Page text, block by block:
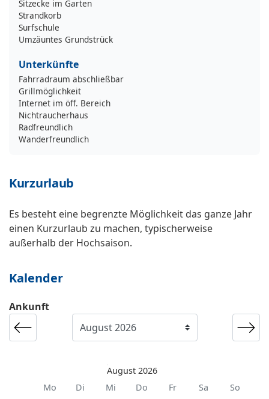
Sitzecke im Garten
Strandkorb
Surfschule
Umzäuntes Grundstrück
Unterkünfte
Fahrradraum abschließbar
Grillmöglichkeit
Internet im öff. Bereich
Nichtraucherhaus
Radfreundlich
Wanderfreundlich
Kurzurlaub
Es besteht eine begrenzte Möglichkeit das ganze Jahr
einen Kurzurlaub zu machen, typischerweise
außerhalb der Hochsaison.
Kalender
Ankunft
August 2026
Mo
Di Mi Do Fr Sa
So